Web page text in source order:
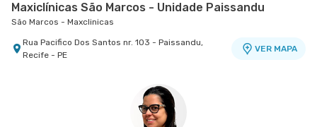
Maxiclínicas São Marcos - Unidade Paissandu
São Marcos - Maxclinicas
Rua Pacifico Dos Santos nr. 103 - Paissandu,
Recife - PE
VER MAPA